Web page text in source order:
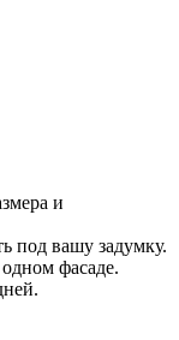
и
под вашу задумку.
фасаде.